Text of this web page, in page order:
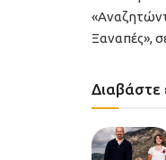
Ξαναπές»,
Διαβάστε